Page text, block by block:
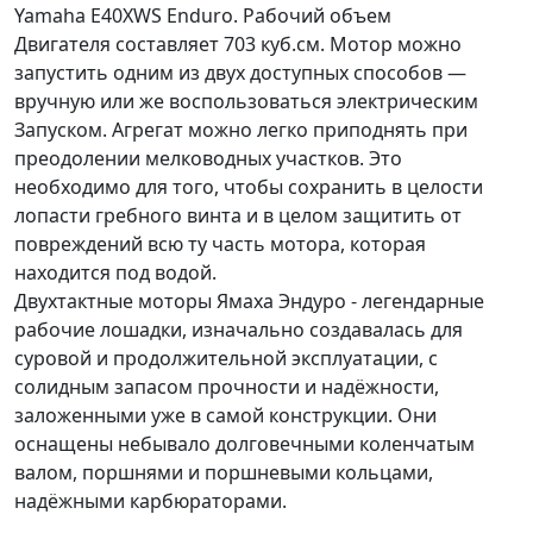
Yamaha E40XWS Enduro. Рабочий объем
Двигателя составляет 703 куб.см. Мотор можно
запустить одним из двух доступных способов —
вручную или же воспользоваться электрическим
Запуском. Агрегат можно легко приподнять при
преодолении мелководных участков. Это
необходимо для того, чтобы сохранить в целости
лопасти гребного винта и в целом защитить от
повреждений всю ту часть мотора, которая
находится под водой.
Двухтактные моторы Ямаха Эндуро - легендарные
рабочие лошадки, изначально создавалась для
суровой и продолжительной эксплуатации, с
солидным запасом прочности и надёжности,
заложенными уже в самой конструкции. Они
оснащены небывало долговечными коленчатым
валом, поршнями и поршневыми кольцами,
надёжными карбюраторами.